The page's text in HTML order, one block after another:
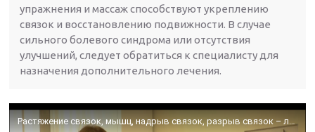
упражнения и массаж способствуют укреплению
связок и восстановлению подвижности. В случае
сильного болевого синдрома или отсутствия
улучшений, следует обратиться к специалисту для
назначения дополнительного лечения.